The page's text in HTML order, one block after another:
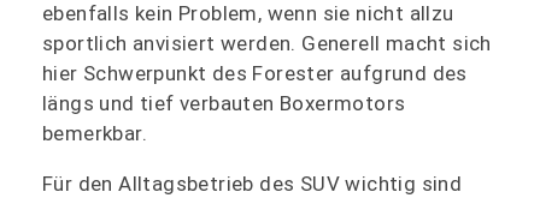
ebenfalls kein Problem, wenn sie nicht allzu
sportlich anvisiert werden. Generell macht sich
hier Schwerpunkt des Forester aufgrund des
längs und tief verbauten Boxermotors
bemerkbar.
Für den Alltagsbetrieb des SUV wichtig sind